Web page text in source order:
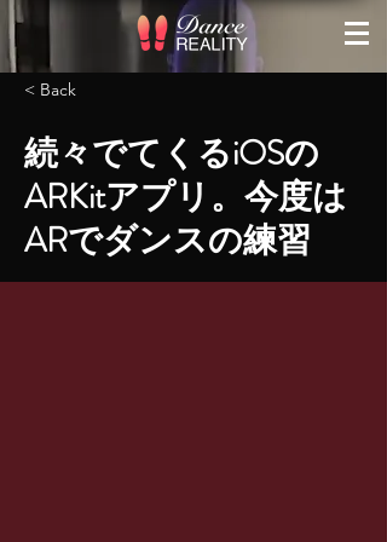
< Back
続々でてくるiOSの
ARKitアプリ。今度は
ARでダンスの練習